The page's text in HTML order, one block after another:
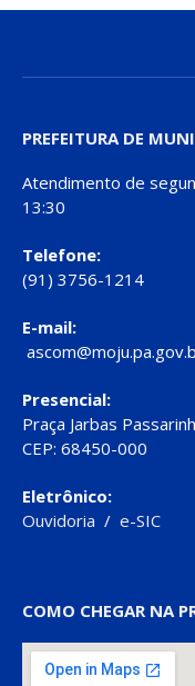
PREFEITURA DE
Atendimento de
13:30
Telefone:
(91) 3756-1214
E-mail:
Presencial:
Praça Jarbas
CEP: 68450-000
Eletrônico:
Ouvidoria / e-SIC
COMO CHEGAR NA